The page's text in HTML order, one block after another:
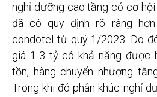
nghỉ dưỡng cao tầng có cơ
đã có quy định rõ ràng
condotel từ quý 1/2023. Do
giá 1-3 tỷ có khả năng được
tồn, hàng chuyển nhượng
Trong khi đó phân khúc nghỉ